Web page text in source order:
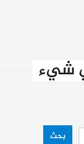
شيء